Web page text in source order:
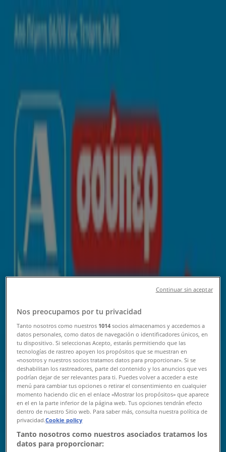
Βρίσκεστε εδώ:
FeaturedΣούπερ ΜάρκετΜόδαΣπίτι & Κήπος
Παιχνίδια
ΗλεκτρονικάΑθλητικά ΙδιοΚατασκευές
ΟμορφιάΕστιατόρια Μηχανοκίνηση Ταξίδια
Κορυφαίοι κατάλογοι σε Κορωπί
Νέος
ΠΡΙΤΣΟΥΛΗΣ
Μεγάλη ποικιλία προσφορών
ΠΡΙΤΣΟΥΛΗΣ
ΠΡΙΤΣΟΥΛΗΣ προσφορές
Λήγει στις 18/8Κορωπί
Νέος
Kotsovolos
Εκπτώσεις και προωθητικές ενέργειες
Nos preocupamos por tu privacidad
Tanto nosotros como nuestros 1014 socios almacenamos y accedemos a
datos personales, como datos de navegación o identificadores únicos, en
tu dispositivo. Si seleccionas Acepto, estarás permitiendo que las
tecnologías de rastreo apoyen los propósitos que se muestran en
«nosotros y nuestros socios tratamos datos para proporcionar». Si se
deshabilitan los rastreadores, parte del contenido y los anuncios que ves
podrían dejar de ser relevantes para ti. Puedes volver a acceder a este
menú para cambiar tus opciones o retirar el consentimiento en cualquier
momento haciendo clic en el enlace «Mostrar los propósitos» que aparece
en el en la parte inferior de la página web. Tus opciones tendrán efecto
dentro de nuestro Sitio web. Para saber más, consulta nuestra política de
privacidad.Cookie policy
Tanto nosotros como nuestros asociados tratamos los
datos para proporcionar:
Continuar sin aceptar